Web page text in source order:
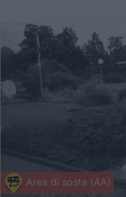
Area di sosta (AA)